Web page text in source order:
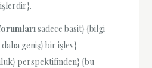
sadece basit} {bilgi
geniş} bir işlev}
perspektifinden} {bu